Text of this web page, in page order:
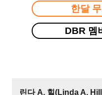
한달
DBR 멤
린다 A. 힐(Linda A.